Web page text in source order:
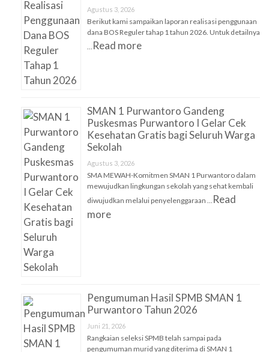
Agustus 3, 2026
Berikut kami sampaikan laporan realisasi penggunaan
dana BOS Reguler tahap 1 tahun 2026. Untuk detailnya
Read more
SMAN 1 Purwantoro Gandeng
Puskesmas Purwantoro I Gelar Cek
Kesehatan Gratis bagi Seluruh Warga
Sekolah
Agustus 3, 2026
SMA MEWAH-Komitmen SMAN 1 Purwantoro dalam
mewujudkan lingkungan sekolah yang sehat kembali
diwujudkan melalui penyelenggaraan …
Read
more
Pengumuman Hasil SPMB SMAN 1
Purwantoro Tahun 2026
Juni 21, 2026
Rangkaian seleksi SPMB telah sampai pada
pengumuman murid yang diterima di SMAN 1